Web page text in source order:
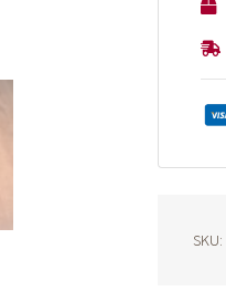
natural
M.ANT-
cantidad
SKU: